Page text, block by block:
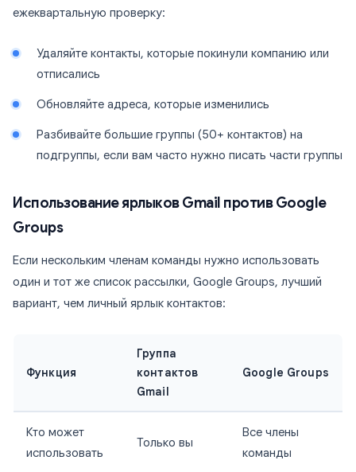
ежеквартальную проверку:
Удаляйте контакты, которые покинули компанию или
отписались
Обновляйте адреса, которые изменились
Разбивайте большие группы (50+ контактов) на
подгруппы, если вам часто нужно писать части группы
Использование ярлыков Gmail против Google
Groups
Если нескольким членам команды нужно использовать
один и тот же список рассылки, Google Groups, лучший
вариант, чем личный ярлык контактов:
Функция
Группа
контактов
Gmail
Google Groups
Кто может
использовать
Только вы
Все члены
команды